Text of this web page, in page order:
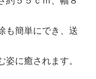
も簡単にでき、送
に癒されます。